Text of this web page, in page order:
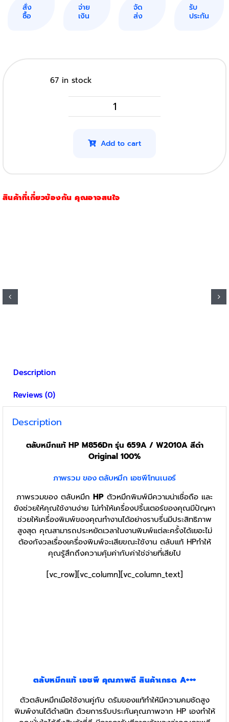
สั่ง
ซื้อ
จ่าย
เงิน
จัด
ส่ง
รับ
ประกัน
67 in stock
HP
รุ่น
quantity
Add to cart
สินค้าที่เกี่ยวข้องกัน คุณอาจสนใจ
Description
Reviews (0)
Description
ตลับหมึกแท้ HP M856Dn รุ่น 659A / W2010A สีดำ
Original 100%
ภาพรวม ของ ตลับหมึก เอชพีโทนเนอร์
ภาพรวมของ ตลับหมึก HP ตัวหมึกพิมพ์มีความน่าเชื่อถือ และ
ยังช่วยให้คุณใช้งานง่าย ไม่ทำให้เครื่องปริ้นเตอร์ของคุณมีปัญหา
ช่วยให้เครื่องพิมพ์ของคุณทำงานได้อย่างราบรื่นมีประสิทธิภาพ
สูงสุด คุณสามารถประหยัดเวลาในงานพิมพ์แต่ละครั้งได้เยอะไม่
ต้องกังวลเรื่องเครื่องพิมพ์จะเสียขณะใช้งาน ตลับแท้ HPทำให้
คุณรู้สึกถึงความคุ้มค่ากับค่าใช่จ่ายที่เสียไป
[vc_row][vc_column][vc_column_text]
ตลับหมึกแท้ เอชพี คุณภาพดี สินค้าเกรด A+++
ตัวตลับหมึกเมือใช้งานคู่กับ ดรัมของแท้ทำให้มีความคมชัดสูง
พิมพ์งานได้ดำสนิท ด้วยการรับประกันคุณภาพจาก HP เองทำให้